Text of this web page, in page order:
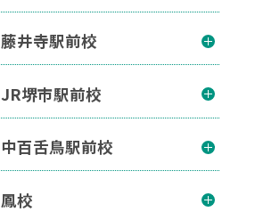
藤井寺駅前校
JR堺市駅前校
中百舌鳥駅前校
鳳校